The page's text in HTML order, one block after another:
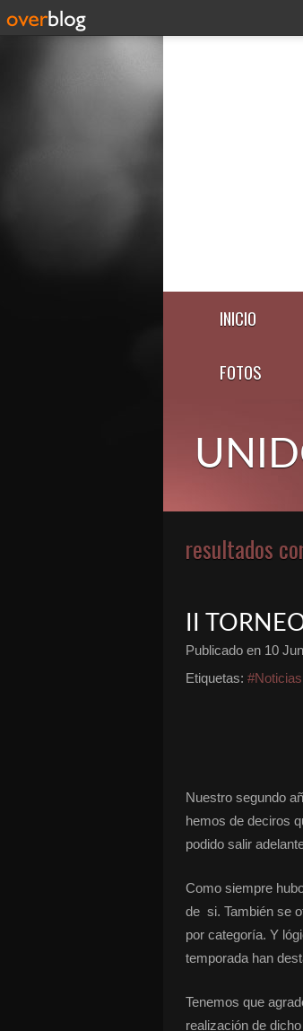
INICIO
FOTOS
resultados
II
Publicado en 10
Etiquetas: #Noticias
Nuestro segundo
hemos de deciros
podido salir
Como siempre
de si. También se
por categoría. Y
temporada han
Tenemos que
realización de